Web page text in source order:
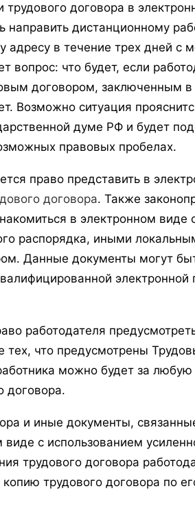
договора в
направить дистанционному
адресу в течение трех дней с
вопрос: что будет, если
договором, заключенным
Возможно ситуация
думе РФ и будет
правовых пробелах.
право представить в
договора. Также
в электронном
распорядка, иными
Данные документы могут
работодателя
тех, что предусмотрены
можно будет за
договора.
и иные документы,
с использованием
трудового договора
трудового договора по